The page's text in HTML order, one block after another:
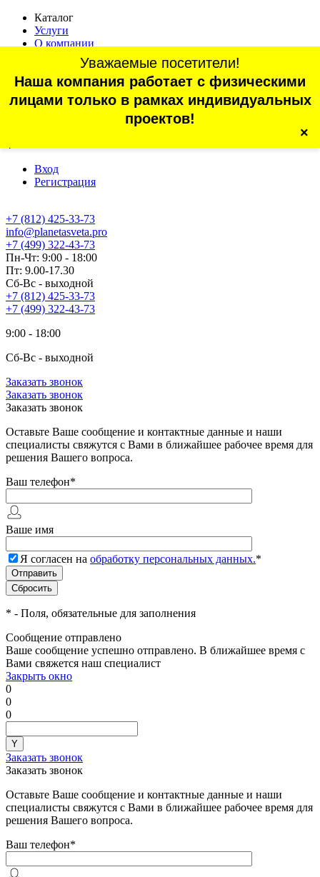
Каталог
Услуги
О компании
Статьи
Контакты
Отзывы
г. Санкт-Петербург, проспект Обуховской Обороны, 70, корп.
Вход
Регистрация
+7 (812) 425-33-73
Уважаемые посетители!
Наша компания работает с физическими
лицами только в рамках индивидуальных
проектов!
×
info@planetasveta.pro
+7 (499) 322-43-73
Пн-Чт: 9:00 - 18:00
Пт: 9.00-17.30
Сб-Вс - выходной
+7 (812) 425-33-73
+7 (499) 322-43-73
9:00 - 18:00
Сб-Вс - выходной
Заказать звонок
Заказать звонок
Заказать звонок
Оставьте Ваше сообщение и контактные данные и наши
специалисты свяжутся с Вами в ближайшее рабочее время для
решения Вашего вопроса.
Ваш телефон*
Ваше имя
Я согласен на обработку персональных данных.*
* - Поля, обязательные для заполнения
Сообщение отправлено
Ваше сообщение успешно отправлено. В ближайшее время с
Вами свяжется наш специалист
Закрыть окно
0
0
0
Заказать звонок
Заказать звонок
Оставьте Ваше сообщение и контактные данные и наши
специалисты свяжутся с Вами в ближайшее рабочее время для
решения Вашего вопроса.
Ваш телефон*